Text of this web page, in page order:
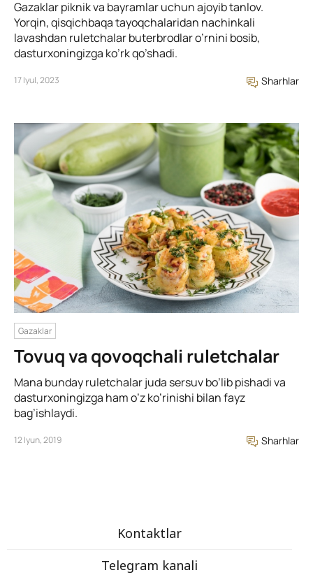
Gazaklar piknik va bayramlar uchun ajoyib tanlov.
Yorqin, qisqichbaqa tayoqchalaridan nachinkali
lavashdan ruletchalar buterbrodlar o’rnini bosib,
dasturxoningizga ko’rk qo’shadi.
17 Iyul, 2023 Sharhlar
Gazaklar
Tovuq va qovoqchali ruletchalar
Mana bunday ruletchalar juda sersuv bo’lib pishadi va
dasturxoningizga ham o’z ko’rinishi bilan fayz
bag’ishlaydi.
12 Iyun, 2019 Sharhlar
Kontaktlar
Telegram kanali